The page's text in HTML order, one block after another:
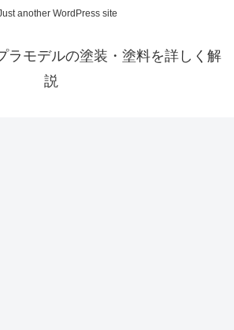
another WordPress site
ラモデルの塗装・塗料を詳しく解
説